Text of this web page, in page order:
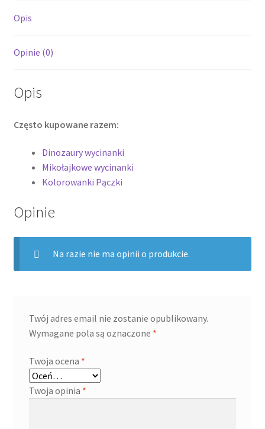
Opis
Opinie (0)
Opis
Często kupowane razem:
Dinozaury wycinanki
Mikołajkowe wycinanki
Kolorowanki Pączki
Opinie
Na razie nie ma opinii o produkcie.
Twój adres email nie zostanie opublikowany.
Wymagane pola są oznaczone *
Twoja ocena *
Twoja opinia *